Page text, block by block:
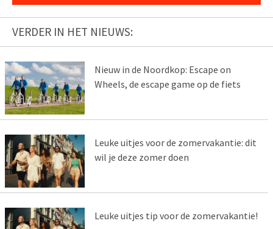
VERDER IN HET NIEUWS:
Nieuw in de Noordkop: Escape on
Wheels, de escape game op de fiets
Leuke uitjes voor de zomervakantie: dit
wil je deze zomer doen
Leuke uitjes tip voor de zomervakantie!